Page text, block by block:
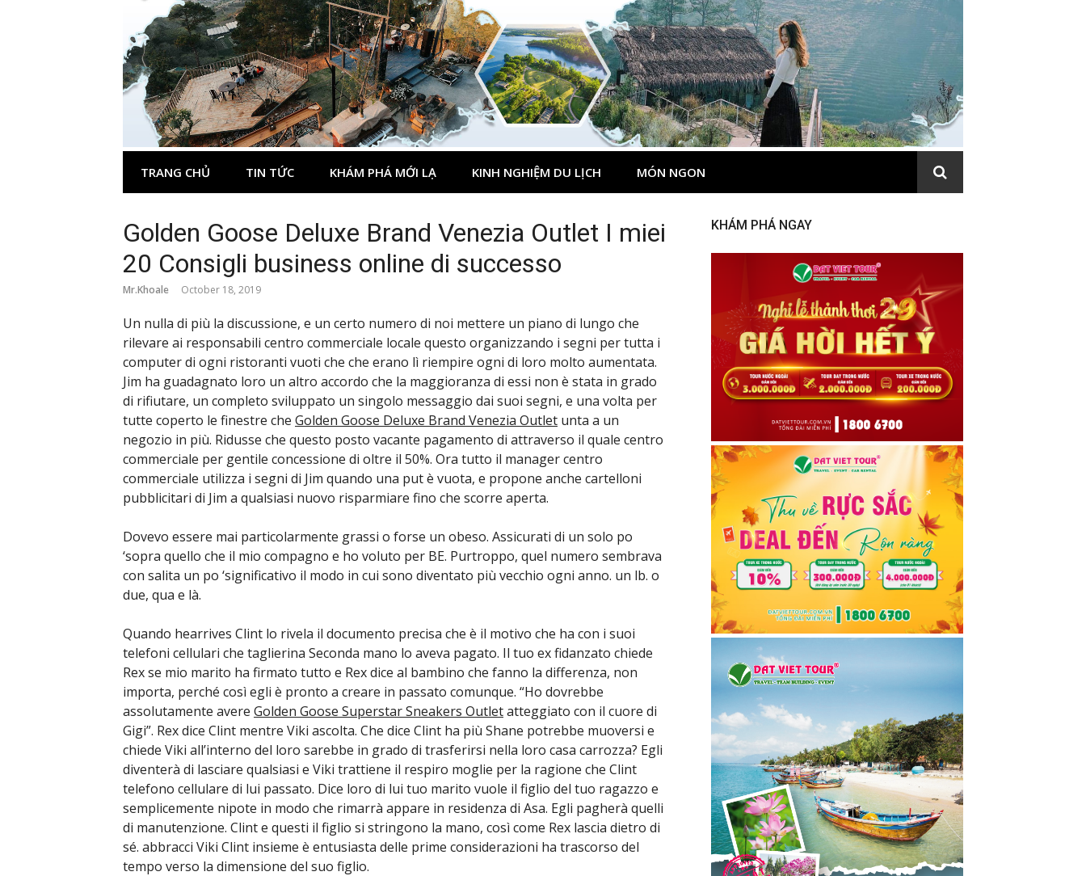
TRANG CHỦ TIN TỨC KHÁM PHÁ MỚI LẠ KINH NGHIỆM DU LỊCH MÓN NGON
Golden Goose Deluxe Brand Venezia Outlet I miei
20 Consigli business online di successo
Mr.Khoale October 18, 2019
Un nulla di più la discussione, e un certo numero di noi mettere un piano di lungo che
rilevare ai responsabili centro commerciale locale questo organizzando i segni per tutta i
computer di ogni ristoranti vuoti che che erano lì riempire ogni di loro molto aumentata.
Jim ha guadagnato loro un altro accordo che la maggioranza di essi non è stata in grado
di rifiutare, un completo sviluppato un singolo messaggio dai suoi segni, e una volta per
tutte coperto le finestre che Golden Goose Deluxe Brand Venezia Outlet unta a un
negozio in più. Ridusse che questo posto vacante pagamento di attraverso il quale centro
commerciale per gentile concessione di oltre il 50%. Ora tutto il manager centro
commerciale utilizza i segni di Jim quando una put è vuota, e propone anche cartelloni
pubblicitari di Jim a qualsiasi nuovo risparmiare fino che scorre aperta.
Dovevo essere mai particolarmente grassi o forse un obeso. Assicurati di un solo po
‘sopra quello che il mio compagno e ho voluto per BE. Purtroppo, quel numero sembrava
con salita un po ‘significativo il modo in cui sono diventato più vecchio ogni anno. un lb. o
due, qua e là.
Quando hearrives Clint lo rivela il documento precisa che è il motivo che ha con i suoi
telefoni cellulari che taglierina Seconda mano lo aveva pagato. Il tuo ex fidanzato chiede
Rex se mio marito ha firmato tutto e Rex dice al bambino che fanno la differenza, non
importa, perché così egli è pronto a creare in passato comunque. “Ho dovrebbe
assolutamente avere Golden Goose Superstar Sneakers Outletatteggiato con il cuore di
Gigi”. Rex dice Clint mentre Viki ascolta. Che dice Clint ha più Shane potrebbe muoversi e
chiede Viki all’interno del loro sarebbe in grado di trasferirsi nella loro casa carrozza? Egli
diventerà di lasciare qualsiasi e Viki trattiene il respiro moglie per la ragione che Clint
telefono cellulare di lui passato. Dice loro di lui tuo marito vuole il figlio del tuo ragazzo e
semplicemente nipote in modo che rimarrà appare in residenza di Asa. Egli pagherà quelli
di manutenzione. Clint e questi il ​​figlio si stringono la mano, così come Rex lascia dietro di
sé. abbracci Viki Clint insieme è entusiasta delle prime considerazioni ha trascorso del
tempo verso la dimensione del suo figlio.
KHÁM PHÁ NGAY